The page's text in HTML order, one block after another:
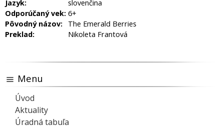
Jazyk:
slovenčina
Odporúčaný vek: 6+
Pôvodný názov:
The Emerald Berries
Preklad:
Nikoleta Frantová
Menu
Úvod
Aktuality
Úradná tabuľa